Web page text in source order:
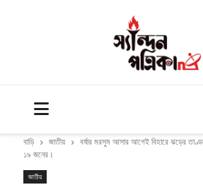
বাড়ি জাতীয়
বর্ষার মরসুম আসার আগেই বিহারে ঝড়ের
১৯ জনের।
জাতীয়